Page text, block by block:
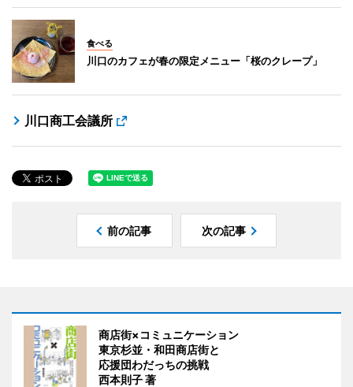
食べる
川口のカフェが春の限定メニュー「桜のクレープ」
川口商工会議所
前の記事 次の記事
商店街×コミュニケーション
東京杉並・和田商店街と
応援団わだっちの挑戦
西本則子 著